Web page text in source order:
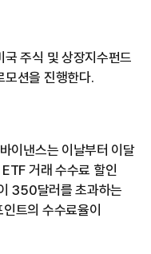
주식 및 상장지수펀드
모션을 진행한다.
이낸스는 이날부터 이달
거래 수수료 할인
350달러를 초과하는
트의 수수료율이